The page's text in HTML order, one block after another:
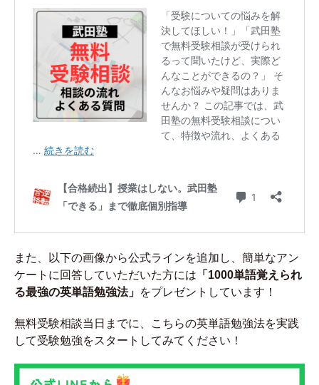
また、以下の画像から公式ラインを追加し、簡単なアン
ケートに回答していただいた方には 「1000単語覚えられ
る最強の英単語勉強法」 をプレゼントしています！
無料受験相談当日までに、こちらの英単語勉強法を実践
して受験勉強をスタートしてみてください！